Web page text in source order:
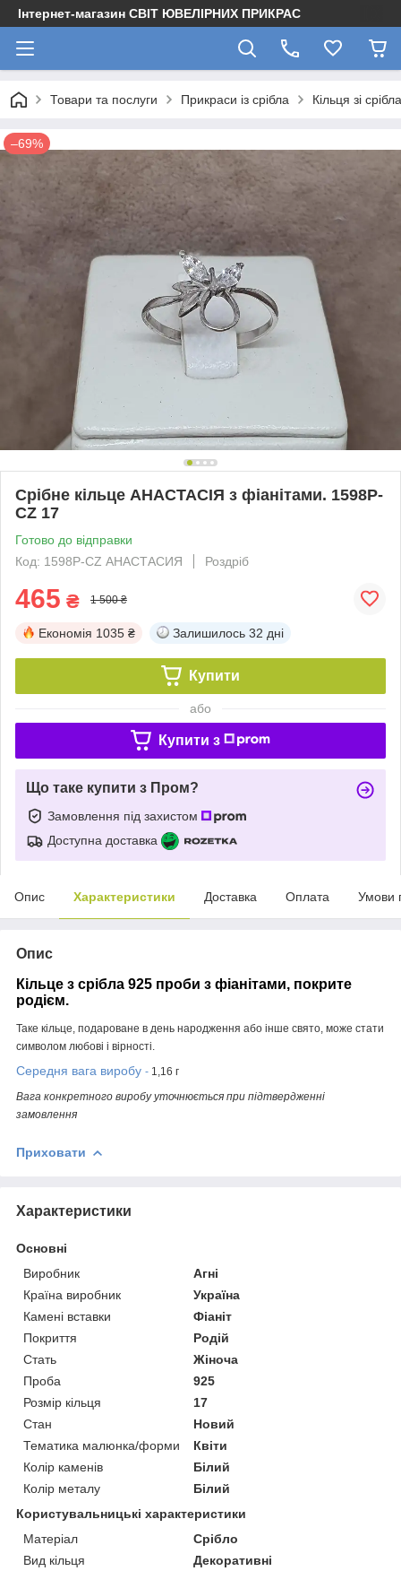
Інтернет-магазин СВІТ ЮВЕЛІРНИХ ПРИКРАС
Товари та послуги Прикраси із срібла Кільця зі срібла
–69%
Срібне кільце АНАСТАСІЯ з фіанітами. 1598Р-
CZ 17
Готово до відправки
Код: 1598Р-CZ АНАСТАСИЯ
Роздріб
465 ₴ 1 500 ₴
Економія 1035 ₴ Залишилось 32 дні
Купити
або
Купити з
Що таке купити з Пром?
Замовлення під захистом
Доступна доставка
Опис Характеристики Доставка Оплата Умови
Опис
Кільце з срібла 925 проби з фіанітами, покрите
родієм.
Таке кільце, подароване в день народження або інше свято, може стати
символом любові і вірності.
Середня вага виробу - 1,16 г
Вага конкретного виробу уточнюється при підтвердженні
замовлення
Приховати
Характеристики
Основні
Виробник
Агні
Країна виробник
Україна
Камені вставки
Фіаніт
Покриття
Родій
Стать
Жіноча
Проба
925
Розмір кільця
17
Стан
Новий
Тематика малюнка/форми
Квіти
Колір каменів
Білий
Колір металу
Білий
Користувальницькі характеристики
Матеріал
Срібло
Вид кільця
Декоративні